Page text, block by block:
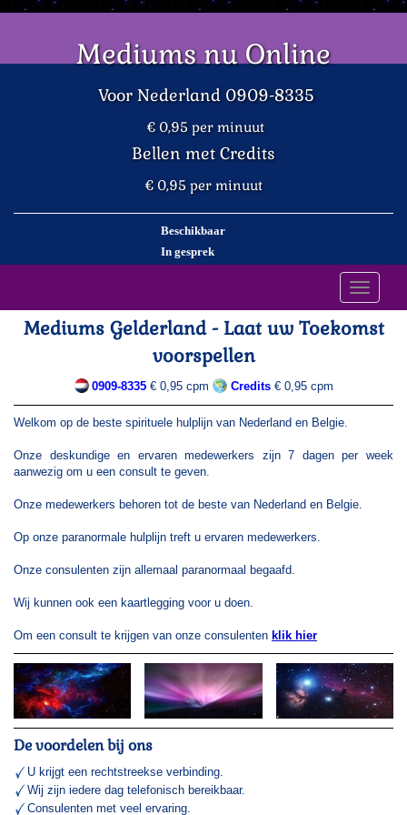
Mediums nu Online
Voor Nederland 0909-8335
€ 0,95 per minuut
Bellen met Credits
€ 0,95 per minuut
Beschikbaar
In gesprek
Toggle
Mediums Gelderland - Laat uw Toekomst
voorspellen
0909-8335€ 0,95 cpm Credits€ 0,95 cpm
Welkom op de beste spirituele hulplijn van Nederland en Belgie.
Onze deskundige en ervaren medewerkers zijn 7 dagen per week
aanwezig om u een consult te geven.
Onze medewerkers behoren tot de beste van Nederland en Belgie.
Op onze paranormale hulplijn treft u ervaren medewerkers.
Onze consulenten zijn allemaal paranormaal begaafd.
Wij kunnen ook een kaartlegging voor u doen.
Om een consult te krijgen van onze consulenten klik hier
De voordelen bij ons
U krijgt een rechtstreekse verbinding.
Wij zijn iedere dag telefonisch bereikbaar.
Consulenten met veel ervaring.